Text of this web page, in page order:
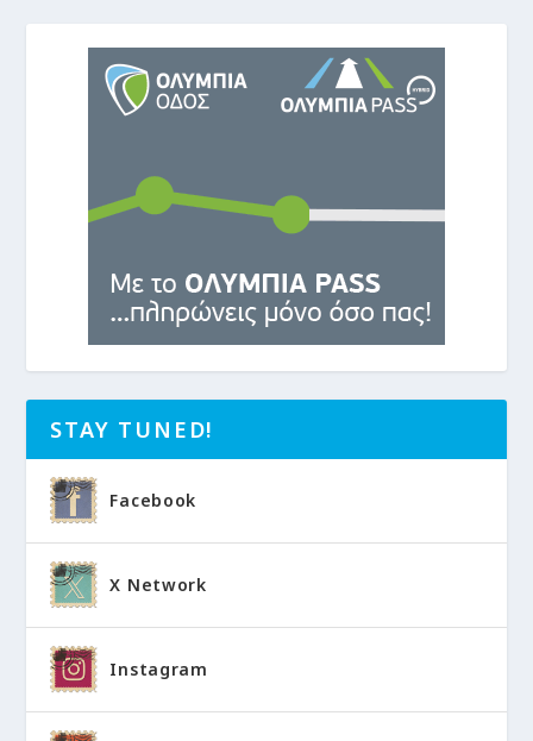
STAY TUNED!
Facebook
X Network
Instagram